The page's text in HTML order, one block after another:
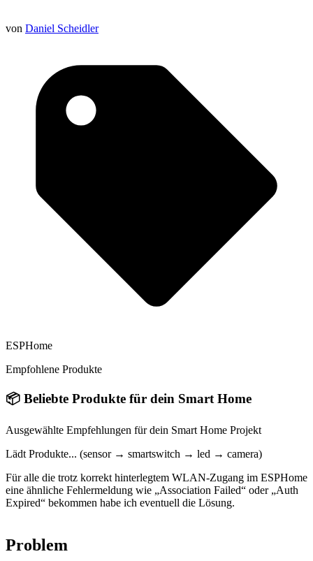
von Daniel Scheidler
ESPHome
Empfohlene Produkte
📦 Beliebte Produkte für dein Smart Home
Ausgewählte Empfehlungen für dein Smart Home Projekt
Lädt Produkte... (sensor → smartswitch → led → camera)
Für alle die trotz korrekt hinterlegtem WLAN-Zugang im ESPHome
eine ähnliche Fehlermeldung wie „Association Failed“ oder „Auth
Expired“ bekommen habe ich eventuell die Lösung.
Problem